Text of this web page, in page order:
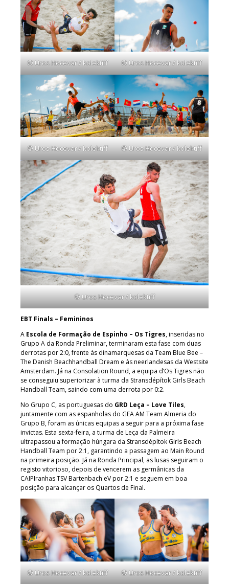
© Uros Hocevar / kolektiff © Uros Hocevar / kolektiff
© Uros Hocevar / kolektiff © Uros Hocevar / kolektiff
© Uros Hocevar / kolektiff
EBT Finals – Femininos
A Escola de Formação de Espinho – Os Tigres, inseridas no
Grupo A da Ronda Preliminar, terminaram esta fase com duas
derrotas por 2:0, frente às dinamarquesas da Team Blue Bee –
The Danish Beachhandball Dream e às neerlandesas da Westsite
Amsterdam. Já na Consolation Round, a equipa d’Os Tigres não
se conseguiu superiorizar à turma da Stransdépítok Girls Beach
Handball Team, saindo com uma derrota por 0:2.
No Grupo C, as portuguesas do GRD Leça – Love Tiles,
juntamente com as espanholas do GEA AM Team Almeria do
Grupo B, foram as únicas equipas a seguir para a próxima fase
invictas. Esta sexta-feira, a turma de Leça da Palmeira
ultrapassou a formação húngara da Stransdépítok Girls Beach
Handball Team por 2:1, garantindo a passagem ao Main Round
na primeira posição. Já na Ronda Principal, as lusas seguiram o
registo vitorioso, depois de vencerem as germânicas da
CAIPIranhas TSV Bartenbach eV por 2:1 e seguem em boa
posição para alcançar os Quartos de Final.
© Uros Hocevar / kolektiff © Uros Hocevar / kolektiff